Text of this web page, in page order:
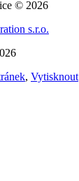
© 2026
s.r.o.
, Vytisknout